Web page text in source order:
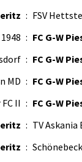
: FSV
: FC G-W
: FC G-W
MD : FC G-W
II : FC G-W
: TV Askania
: